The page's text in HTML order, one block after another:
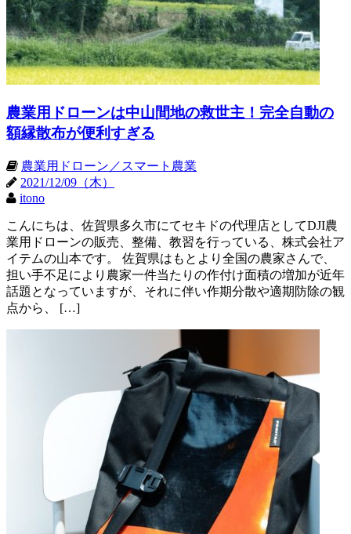
農業用ドローンは中山間地の救世主！完全自動の
額縁散布が便利すぎる
農業用ドローン／スマート農業
2021/12/09（木）
itono
こんにちは、佐賀県多久市にてセキドの代理店としてDJI農
業用ドローンの販売、整備、教習を行っている、株式会社ア
イテムの山本です。 佐賀県はもとより全国の農家さんで、
担い手不足により農家一件当たりの作付け面積の増加が近年
話題となっていますが、それに伴い作期分散や適期防除の観
点から、 […]